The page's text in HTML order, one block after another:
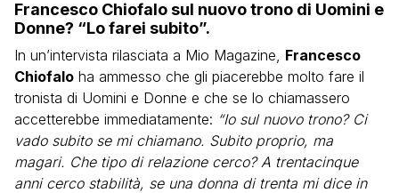
Francesco Chiofalo sul nuovo trono di Uomini e
Donne? “Lo farei subito”.
In un’intervista rilasciata a Mio Magazine, Francesco
Chiofalo ha ammesso che gli piacerebbe molto fare il
tronista di Uomini e Donne e che se lo chiamassero
accetterebbe immediatamente: “Io sul nuovo trono? Ci
vado subito se mi chiamano. Subito proprio, ma
magari. Che tipo di relazione cerco? A trentacinque
anni cerco stabilità, se una donna di trenta mi dice in